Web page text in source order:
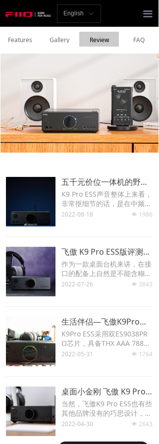
끀
Homepage
Review
Player
Bluetooth
AMP
Headphones
Support
Forum
Download
ꀅ
English
五千元价位一体机的野兽凶猛——飞傲K9 Pro ESS
K9 Pro ESS声音整体上来看，
非常抠细节的话，是在中频保
有中性的前提上，做了一点点
衡、纯净、无染。这里我用了
纯净二字，是K9 Pro ESS给我
带来的最贴切的听觉感受。
넶 1986
2022-08-18
飞傲 K9 Pro ESS版评测：全能便捷的桌面旗舰
作为一款桌面台机来讲，在接
口的配备上自然是不能含糊
的，飞傲 K9 Pro ESS版的接
对于喜欢使用3.5mm耳机孔
的用户来说，在包装内还附赠
有转接头，这样的接口设置，
足以满足用户的基本使用需
求。
넶 3843
2022-07-26
生活伴侣—飞傲K9Pro巡回有感
K9Pro ESS采用双ES9038PR
O芯片，具备THX AAA 788
+耳放技术、数模信号独立供
入方式，平衡与单端的输出接
口，同时还具有前级功能，可
以说是一应俱全。
넶 1764
2022-05-31
桌面小金刚 飞傲 K9 Pro ESS 解码耳放
当然，飞傲K9 Pro ESS也有些
其他品牌没有的巧思设计，比
如内置蓝牙接受功能，并使用
芯片，支持LADC编码，无论
넶 2643
2022-04-30
Features Gallery Review FAQ